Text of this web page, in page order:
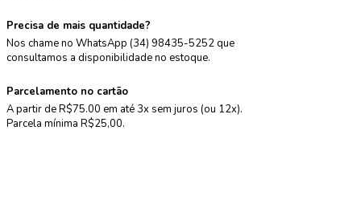
Precisa de mais quantidade?
Nos chame no WhatsApp (34) 98435-5252 que
consultamos a disponibilidade no estoque.
Parcelamento no cartão
A partir de R$75.00 em até 3x sem juros (ou 12x).
Parcela mínima R$25,00.